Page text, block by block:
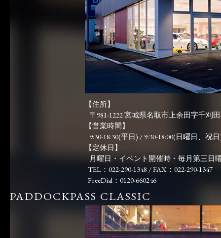
【住所】
〒981-1222 宮城県名取市上余田字千刈田
【営業時間】
9:30-18:30(平日) / 9:30-18:00(日曜日、祝日
【定休日】
月曜日・イベント開催時・毎月第三日
TEL：022-290-1348 / FAX：022-290-1347
FreeDial：0120-660246
PADDOCKPASS CLASSIC